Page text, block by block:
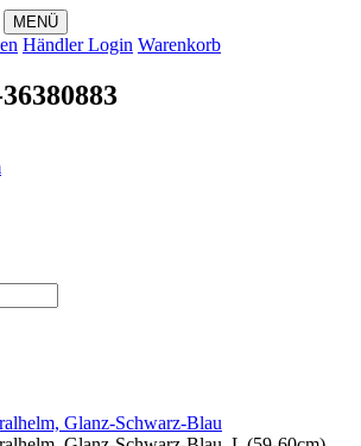
MENÜ
Händler Login Warenkorb
Glanz-Schwarz-Blau